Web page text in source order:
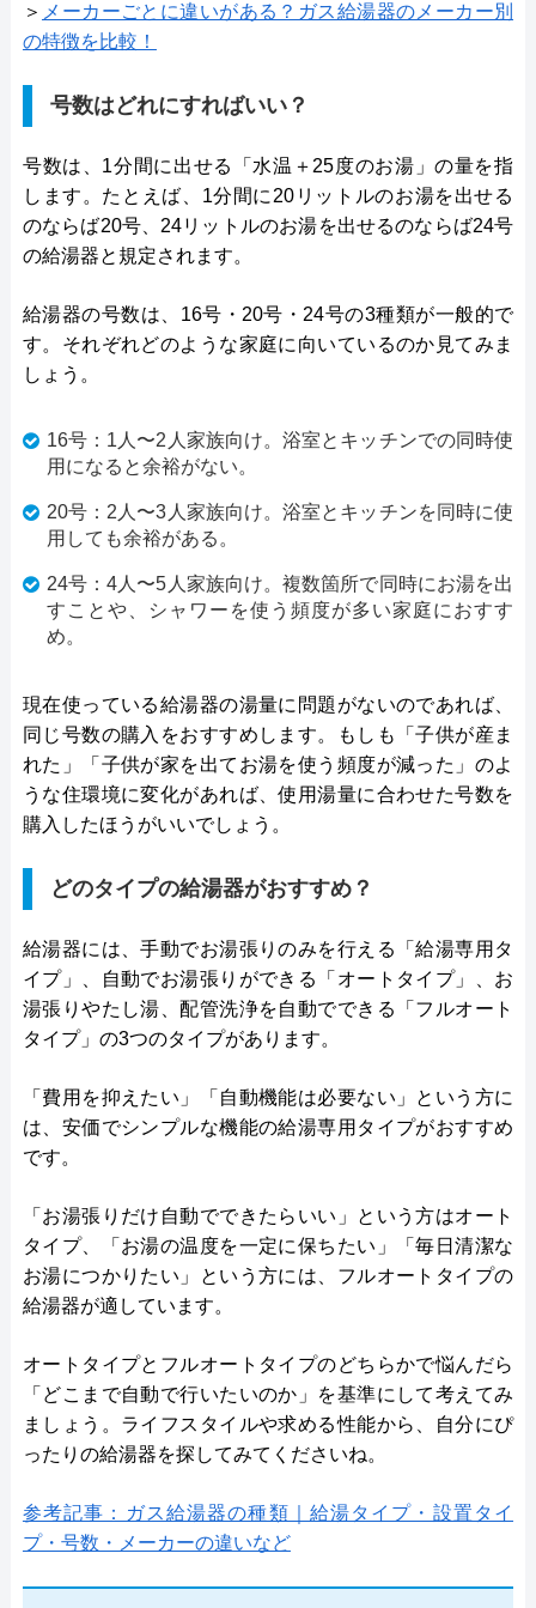
＞ メーカーごとに違いがある？ガス給湯器のメーカー別
の特徴を比較！
号数はどれにすればいい？
号数は、1分間に出せる「水温＋25度のお湯」の量を指
します。たとえば、1分間に20リットルのお湯を出せる
のならば20号、24リットルのお湯を出せるのならば24号
の給湯器と規定されます。
給湯器の号数は、16号・20号・24号の3種類が一般的で
す。それぞれどのような家庭に向いているのか見てみま
しょう。
16号：1人〜2人家族向け。浴室とキッチンでの同時使
用になると余裕がない。
20号：2人〜3人家族向け。浴室とキッチンを同時に使
用しても余裕がある。
24号：4人〜5人家族向け。複数箇所で同時にお湯を出
すことや、シャワーを使う頻度が多い家庭におすす
め。
現在使っている給湯器の湯量に問題がないのであれば、
同じ号数の購入をおすすめします。もしも「子供が産ま
れた」「子供が家を出てお湯を使う頻度が減った」のよ
うな住環境に変化があれば、使用湯量に合わせた号数を
購入したほうがいいでしょう。
どのタイプの給湯器がおすすめ？
給湯器には、手動でお湯張りのみを行える「給湯専用タ
イプ」、自動でお湯張りができる「オートタイプ」、お
湯張りやたし湯、配管洗浄を自動でできる「フルオート
タイプ」の3つのタイプがあります。
「費用を抑えたい」「自動機能は必要ない」という方に
は、安価でシンプルな機能の給湯専用タイプがおすすめ
です。
「お湯張りだけ自動でできたらいい」という方はオート
タイプ、「お湯の温度を一定に保ちたい」「毎日清潔な
お湯につかりたい」という方には、フルオートタイプの
給湯器が適しています。
オートタイプとフルオートタイプのどちらかで悩んだら
「どこまで自動で行いたいのか」を基準にして考えてみ
ましょう。ライフスタイルや求める性能から、自分にぴ
ったりの給湯器を探してみてくださいね。
参考記事：ガス給湯器の種類｜給湯タイプ・設置タイ
プ・号数・メーカーの違いなど